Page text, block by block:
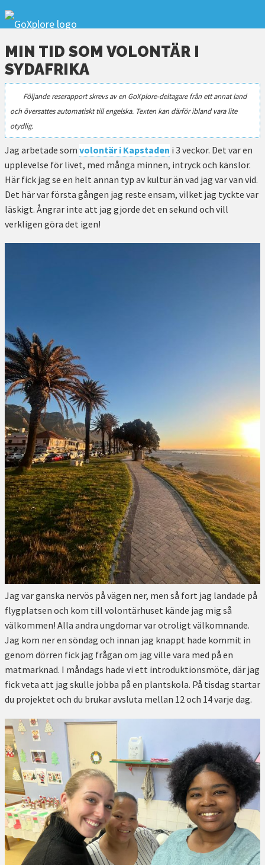
MIN TID SOM VOLONTÄR I
SYDAFRIKA
Följande reserapport skrevs av en GoXplore-deltagare från ett annat land
och översattes automatiskt till engelska. Texten kan därför ibland vara lite
otydlig.
Jag arbetade som volontär i Kapstaden i 3 veckor. Det var en
upplevelse för livet, med många minnen, intryck och känslor.
Här fick jag se en helt annan typ av kultur än vad jag var van vid.
Det här var första gången jag reste ensam, vilket jag tyckte var
läskigt. Ångrar inte att jag gjorde det en sekund och vill
verkligen göra det igen!
Jag var ganska nervös på vägen ner, men så fort jag landade på
flygplatsen och kom till volontärhuset kände jag mig så
välkommen! Alla andra ungdomar var otroligt välkomnande.
Jag kom ner en söndag och innan jag knappt hade kommit in
genom dörren fick jag frågan om jag ville vara med på en
matmarknad. I måndags hade vi ett introduktionsmöte, där jag
fick veta att jag skulle jobba på en plantskola. På tisdag startar
du projektet och du brukar avsluta mellan 12 och 14 varje dag.